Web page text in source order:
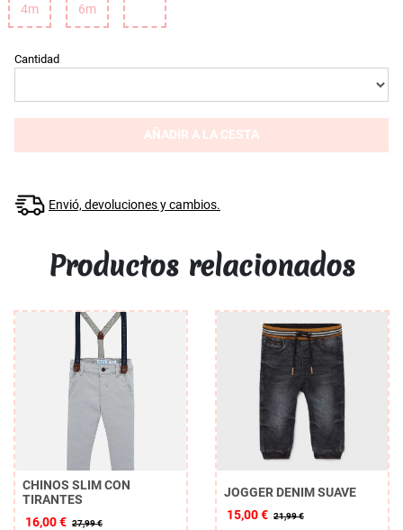
4m
6m
Cantidad
AÑADIR A LA CESTA
Envió, devoluciones y cambios.
Productos relacionados
CHINOS SLIM CON
TIRANTES
16,00 € 27,99 €
JOGGER DENIM SUAVE
15,00 € 21,99 €